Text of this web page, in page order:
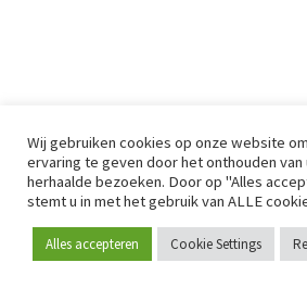
Word lid
Wij gebruiken cookies op onze website
ervaring te geven door het onthouden
herhaalde bezoeken. Door op "Alles
stemt u in met het gebruik van ALLE
Alles accepteren Cookie Settings